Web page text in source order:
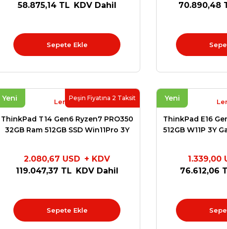
58.875,14 TL KDV Dahil
Sepete Ekle
70.890,48
Yeni Peşin Fiyatına 2 Taksit
Lenovo
ThinkPad T14 Gen6 Ryzen7 PRO350
32GB Ram 512GB SSD Win11Pro 3Y
2.080,67 USD + KDV
119.047,37 TL KDV Dahil
Sepete Ekle
Yeni
ThinkPad E16
512GB W11P 3Y
1.339,00
76.612,06